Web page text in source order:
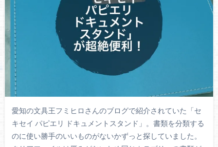
愛知の文具王フミヒロさんのブログで紹介されていた「セ
キセイ パピエリ ドキュメントスタンド」。書類を分類する
のに使い勝手のいいものがないかずっと探していました。